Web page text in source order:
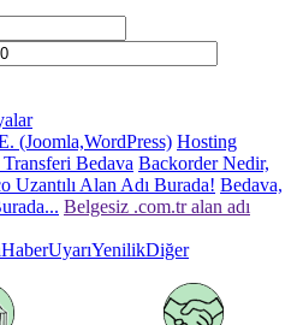
(Joomla,WordPress) Hosting
Bedava Backorder Nedir,
Uzantılı Alan Adı Burada! Bedava,
Belgesiz .com.tr alan adı
HaberUyarıYenilikDiğer